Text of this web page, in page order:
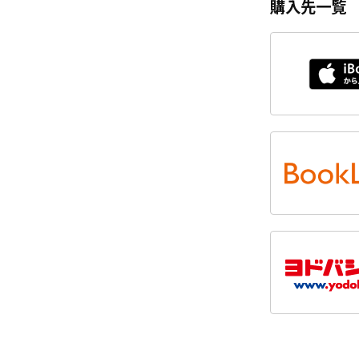
購入先一覧